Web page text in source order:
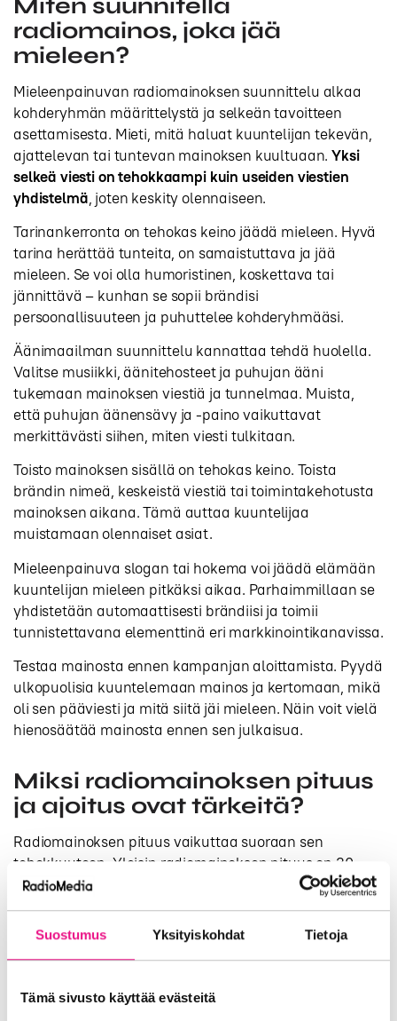
Suostumus Yksityiskohdat Tietoja
Tämä sivusto käyttää evästeitä
Miten suunnitella
radiomainos, joka jää
mieleen?
Mieleenpainuvan radiomainoksen suunnittelu alkaa
kohderyhmän määrittelystä ja selkeän tavoitteen
asettamisesta. Mieti, mitä haluat kuuntelijan tekevän,
ajattelevan tai tuntevan mainoksen kuultuaan.Yksi
selkeä viesti on tehokkaampi kuin useiden viestien
yhdistelmä, joten keskity olennaiseen.
Tarinankerronta on tehokas keino jäädä mieleen. Hyvä
tarina herättää tunteita, on samaistuttava ja jää
mieleen. Se voi olla humoristinen, koskettava tai
jännittävä – kunhan se sopii brändisi
persoonallisuuteen ja puhuttelee kohderyhmääsi.
Äänimaailman suunnittelu kannattaa tehdä huolella.
Valitse musiikki, äänitehosteet ja puhujan ääni
tukemaan mainoksen viestiä ja tunnelmaa. Muista,
että puhujan äänensävy ja -paino vaikuttavat
merkittävästi siihen, miten viesti tulkitaan.
Toisto mainoksen sisällä on tehokas keino. Toista
brändin nimeä, keskeistä viestiä tai toimintakehotusta
mainoksen aikana. Tämä auttaa kuuntelijaa
muistamaan olennaiset asiat.
Mieleenpainuva slogan tai hokema voi jäädä elämään
kuuntelijan mieleen pitkäksi aikaa. Parhaimmillaan se
yhdistetään automaattisesti brändiisi ja toimii
tunnistettavana elementtinä eri markkinointikanavissa.
Testaa mainosta ennen kampanjan aloittamista. Pyydä
ulkopuolisia kuuntelemaan mainos ja kertomaan, mikä
oli sen pääviesti ja mitä siitä jäi mieleen. Näin voit vielä
hienosäätää mainosta ennen sen julkaisua.
Miksi radiomainoksen pituus
ja ajoitus ovat tärkeitä?
Radiomainoksen pituus vaikuttaa suoraan sen
tehokkuuteen. Yleisin radiomainoksen pituus on 30
sekuntia, mikä on useimmiten riittävä ajan tehokkaan
viestin välittämiseen. Lyhyemmät 15 sekunnin spotit
toimivat hyvin muistutuksina tai osana laajempaa
kampanjaa, kun taas pidemmät 45-60 sekunnin
Mainoksen pituutta valitessa on tärkeä huomioida